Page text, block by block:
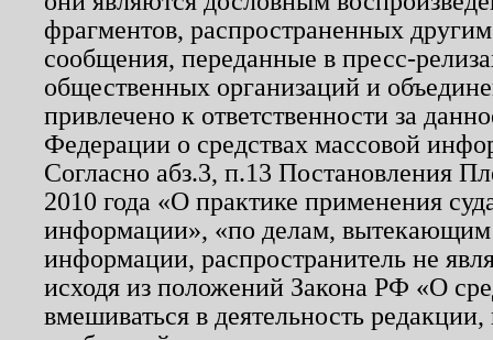
фрагментов, распространенных
сообщения, переданные в пресс-
общественных организаций и
привлечено к ответственности за
Федерации о средствах массовой
Согласно абз.3, п.13 Постановления
2010 года «О практике применения
информации», «по делам, вытекающим
информации, распространитель не
исходя из положений Закона РФ «О
вмешиваться в деятельность